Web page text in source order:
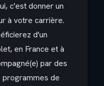
c'est donner un
à votre carrière.
d'un
en France et à
par des
de